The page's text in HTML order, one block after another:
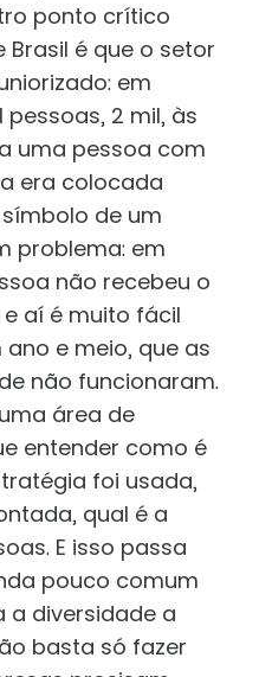
ponto crítico
é que o setor
em
pessoas, 2 mil, às
uma pessoa com
era colocada
de um
problema: em
não recebeu o
aí é muito fácil
e meio, que as
não funcionaram.
área de
entender como é
foi usada,
qual é a
E isso passa
pouco comum
a diversidade a
basta só fazer